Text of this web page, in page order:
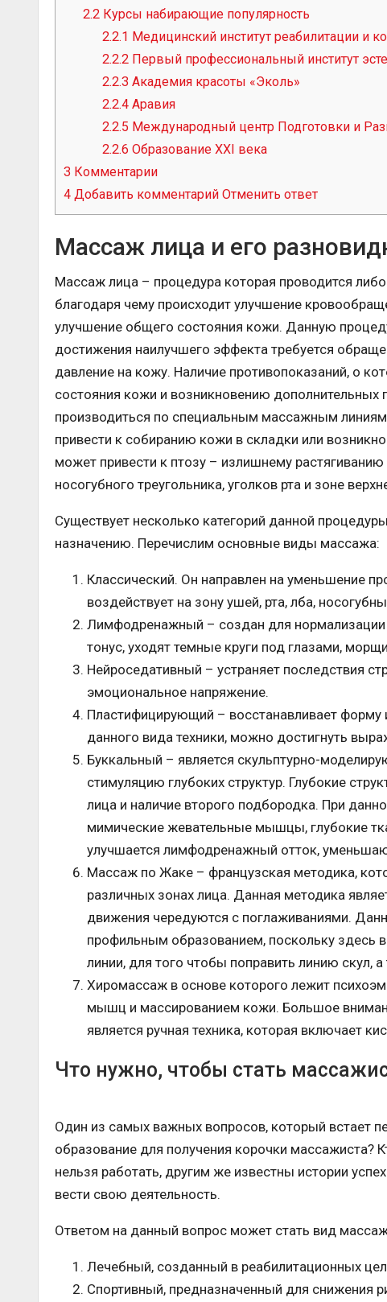
2.2 Курсы набирающие популярность
2.2.1 Медицинский институт реабилитации и
2.2.2 Первый профессиональный институт
2.2.3 Академия красоты «Эколь»
2.2.4 Аравия
2.2.5 Международный центр Подготовки и
2.2.6 Образование XXI века
3 Комментарии
4 Добавить комментарий Отменить ответ
Массаж лица и его
Массаж лица – процедура которая проводится
благодаря чему происходит улучшение
улучшение общего состояния кожи. Данную
достижения наилучшего эффекта требуется
давление на кожу. Наличие противопоказаний, о
состояния кожи и возникновению
производиться по специальным массажным
привести к собиранию кожи в складки или
может привести к птозу – излишнему
носогубного треугольника, уголков рта и зоне
Существует несколько категорий данной
назначению. Перечислим основные виды массажа:
Классический. Он направлен на уменьшение
воздействует на зону ушей, рта, лба,
Лимфодренажный – создан для нормализации
тонус, уходят темные круги под глазами,
Нейроседативный – устраняет последствия
эмоциональное напряжение.
Пластифицирующий – восстанавливает
данного вида техники, можно достигнуть
Буккальный – является скульптурно-
стимуляцию глубоких структур. Глубокие
лица и наличие второго подбородка. При
мимические жевательные мышцы, глубокие
улучшается лимфодренажный отток,
Массаж по Жаке – французская методика,
различных зонах лица. Данная методика
движения чередуются с поглаживаниями.
профильным образованием, поскольку здесь
линии, для того чтобы поправить линию скул,
Хиромассаж в основе которого лежит
мышц и массированием кожи. Большое
является ручная техника, которая включает
Что нужно, чтобы стать
Один из самых важных вопросов, который встает
образование для получения корочки массажиста?
нельзя работать, другим же известны истории
вести свою деятельность.
Ответом на данный вопрос может стать вид
Лечебный, созданный в реабилитационных
Спортивный, предназначенный для снижения